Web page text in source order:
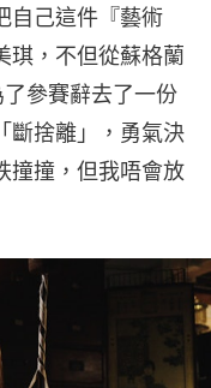
自己這件『藝術
琪，不但從蘇格蘭
參賽辭去了一份
斷捨離」，勇氣決
撞撞，但我唔會放